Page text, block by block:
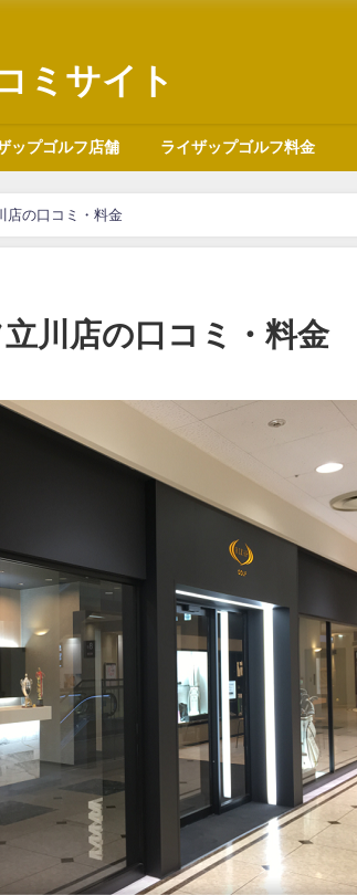
ミサイト
ップゴルフ店舗 ライザップゴルフ料金
店の口コミ・料金
川店の口コミ・料金